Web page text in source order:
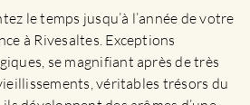
sur
la
page
du
produit
le temps jusqu’à l’année de votre
à Rivesaltes. Exceptions
se magnifiant après de très
véritables trésors du